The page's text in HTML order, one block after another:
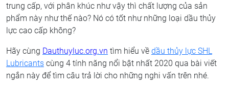
trung cấp, với phân khúc như vậy thì chất lượng của sản
phẩm này như thế nào? Nó có tốt như những loại dầu thủy
lực cao cấp không?
Hãy cùng Dauthuyluc.org.vn tìm hiểu về dầu thủy lực SHL
Lubricants cùng 4 tính năng nổi bật nhất 2020 qua bài viết
ngắn này để tìm câu trả lời cho những nghi vấn trên nhé.